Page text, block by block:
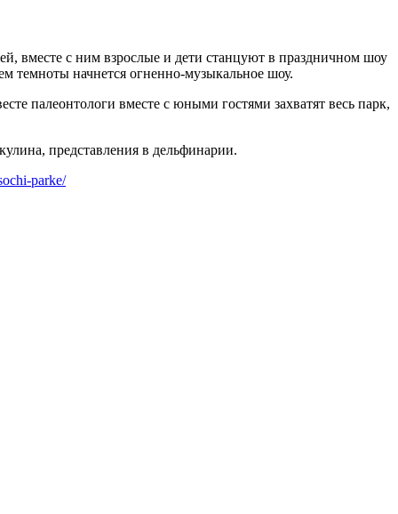
вместе с ним взрослые и дети станцуют в праздничном шоу
темноты начнется огненно-музыкальное шоу.
палеонтологи вместе с юными гостями захватят весь парк,
представления в дельфинарии.
parke/